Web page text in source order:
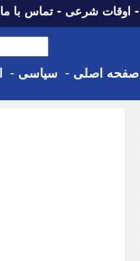
- اوقات شرعی - تماس با ما
صفحه اصلی - سیاسی -